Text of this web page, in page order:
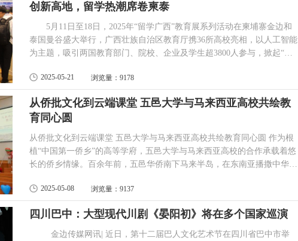
创新高地，留学热潮席卷柬泰
5月11日至18日，2025年“留学广西”教育展系列活动在柬埔寨金边和
泰国曼谷盛大举行，广西壮族自治区教育厅携36所高校亮相，以人工智能
为主题，吸引两国教育部门、院校、企业及学生超3800人参与，掀起“留
...2025-05-21 浏览量：9178
从侨批文化到云端课堂 五邑大学与马来西亚高校共绘教
育同心圆
从侨批文化到云端课堂 五邑大学与马来西亚高校共绘教育同心圆 作为根
植“中国第一侨乡”的高等学府，五邑大学与马来西亚高校的合作承载着悠
长的侨乡情缘。百余年前，五邑华侨南下马来半岛，在东南亚播撒中华文
以侨为桥、以教育为媒，在粤港澳大湾区与东南亚国家之间架起了一座跨
越时空的交流之桥。 一边以“侨”为纽带，串联粤港澳大湾区的创新活
力；另一边以“教”为桥梁，铺就&ldquo...
2025-05-08 浏览量：9137
四川巴中：大型现代川剧《晏阳初》将在多个国家巡演